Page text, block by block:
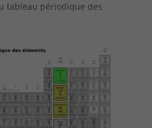
tableau périodique des